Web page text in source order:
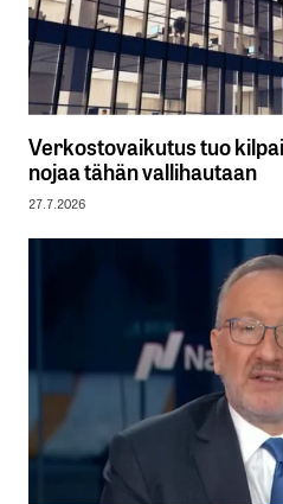
Verkostovaikutus tuo
nojaa tähän vallihautaan
27.7.2026